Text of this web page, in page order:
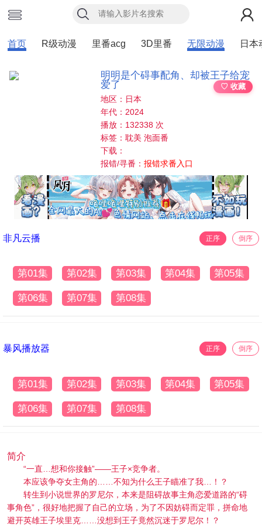
首页 R级动漫 里番acg 3D里番 无限动漫 日本
明明是个碍事配角、却被王子给宠
爱了
♡ 收藏
地区：日本
年代：2024
播放：132338 次
标签：耽美 泡面番
下载：
报错/寻番：报错求番入口
非凡云播 正序 倒序
第01集 第02集 第03集 第04集 第05集
第06集 第07集 第08集
暴风播放器 正序 倒序
第01集 第02集 第03集 第04集 第05集
第06集 第07集 第08集
简介
“一直…想和你接触”——王子×竞争者。
本应该争夺女主角的……不知为什么王子瞄准了我…！？
转生到小说世界的罗尼尔，本来是阻碍故事主角恋爱道路的“碍
事角色”，很好地把握了自己的立场，为了不因妨碍而定罪，拼命地
避开英雄王子埃里克……没想到王子竟然沉迷于罗尼尔！？